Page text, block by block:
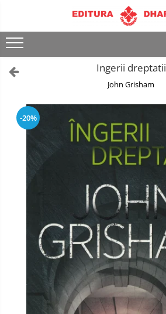
Ingerii dreptatii
John Grisham
-20%